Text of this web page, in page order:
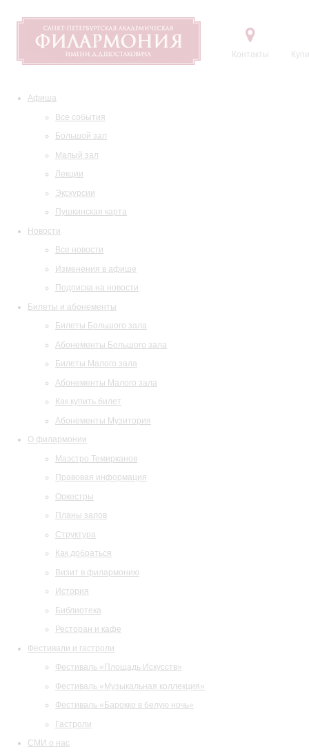
Контакты
Афиша
Все события
Большой зал
Малый зал
Лекции
Экскурсии
Пушкинская карта
Новости
Все новости
Изменения в афише
Подписка на новости
Билеты и абонементы
Билеты Большого зала
Абонементы Большого зала
Билеты Малого зала
Абонементы Малого зала
Как купить билет
Абонементы Музитория
О филармонии
Маэстро Темирканов
Правовая информация
Оркестры
Планы залов
Структура
Как добраться
Визит в филармонию
История
Библиотека
Ресторан и кафе
Фестивали и гастроли
Фестиваль «Площадь Искусств»
Фестиваль «Музыкальная коллекция»
Фестиваль «Барокко в белую ночь»
Гастроли
СМИ о нас